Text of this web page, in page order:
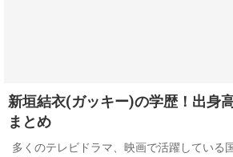
新垣結衣(ガッキー)の学歴！出身
まとめ
多くのテレビドラマ、映画で活躍している